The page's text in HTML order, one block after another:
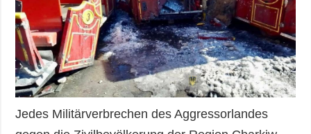
Jedes Militärverbrechen des Aggressorlandes